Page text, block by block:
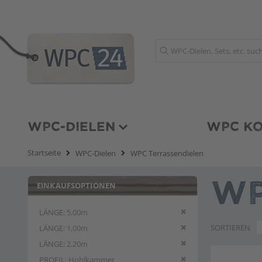
WPC-DIELEN WPC
Startseite WPC-Dielen WPC Terrassendielen
SORTIEREN
EINKAUFSOPTIONEN
LÄNGE 5,00m
Diesen Artikel
LÄNGE 1,00m
Diesen Artikel
LÄNGE 2.20m
Diesen Artikel
PROFIL Hohlkammer
Diesen Artikel